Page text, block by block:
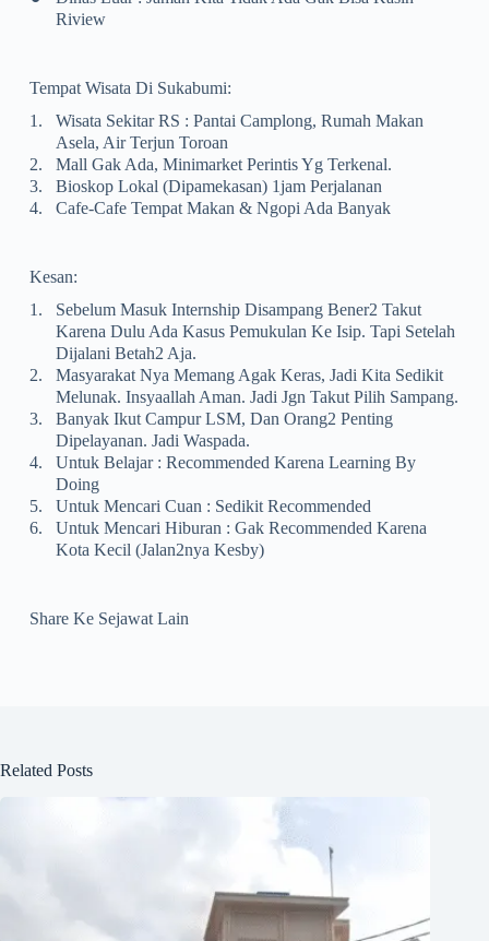
Riview
Tempat Wisata Di Sukabumi:
1.
Wisata Sekitar RS : Pantai Camplong, Rumah Makan
Asela, Air Terjun Toroan
2.
Mall Gak Ada, Minimarket Perintis Yg Terkenal.
3.
Bioskop Lokal (dipamekasan) 1jam Perjalanan
4.
Cafe-Cafe Tempat Makan & Ngopi Ada Banyak
Kesan:
1.
Sebelum Masuk Internship Disampang Bener2 Takut
Karena Dulu Ada Kasus Pemukulan Ke Isip. Tapi Setelah
Dijalani Betah2 Aja.
2.
Masyarakat Nya Memang Agak Keras, Jadi Kita Sedikit
Melunak. Insyaallah Aman. Jadi Jgn Takut Pilih Sampang.
3.
Banyak Ikut Campur LSM, Dan Orang2 Penting
Dipelayanan. Jadi Waspada.
4.
Untuk Belajar : Recommended Karena Learning By
Doing
5.
Untuk Mencari Cuan : Sedikit Recommended
6.
Untuk Mencari Hiburan : Gak Recommended Karena
Kota Kecil (jalan2nya Kesby)
Share Ke Sejawat Lain
Related Posts